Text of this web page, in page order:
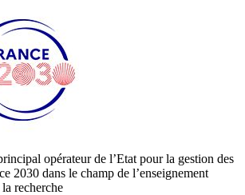
opérateur de l’Etat pour la gestion des
2030 dans le champ de l’enseignement
recherche